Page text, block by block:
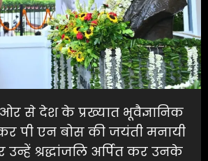
से देश के प्रख्यात भूवैज्ञानिक
पी एन बोस की जयंती मनायी
श्रद्धांजलि अर्पित कर उनके